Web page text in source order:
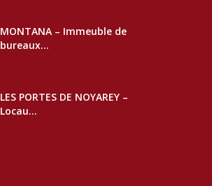
MONTANA – Immeuble de
bureaux...
LES PORTES DE NOYAREY –
Locau...